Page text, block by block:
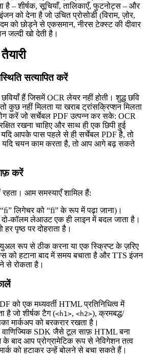
है – शीर्षक, सूचियाँ, तालिकाएँ, फुटनोट्स – और
को देना है जो उचित प्रोसोडी (विराम, ज़ोर,
को छोड़ने से एकसमान, नीरस टेक्स्ट की दीवार
जल्दी खो देती है।
सत्यापित करें
हैं जिसमें OCR लेयर नहीं होती। शुद्ध छवि
कुछ नहीं मिलता या खराब ट्रांसक्रिप्शन मिलता
करें जो सर्चेबल PDF उत्पन्न कर सके: OCR
रखना चाहिए और साथ ही एक छिपी हुई
यदि आपके पास पहले से ही सर्चेबल PDF है, तो
चयन काम करता है, तो आप आगे बढ़ सकते
करें
आम समस्याएँ शामिल हैं:
लिगेचर को “fi” के रूप में पढ़ा जाना)।
लेआउट एक ही लाइन में बदल जाता है।
हर पृष्ठ पर दोहराता है।
रूप से ठीक करना या एक स्क्रिप्ट के ज़रिए
को हटाना बाद में समय बचाता है और TTS इंजन
से रोकता है।
को एक मध्यवर्ती HTMLप्रतिनिधित्व में
है जो शीर्षक टैग (<h1>, <h2>), क्रमबद्ध/
मार्कअप को बरकरार रखता है।
वाणिज्यिक SDK जैसे टूल साफ़ HTML बना
बाद आप प्रोग्रामेटिक रूप से नेविगेशन तत्व
को हटाकर उन्हें बोलने से बचा सकते हैं।